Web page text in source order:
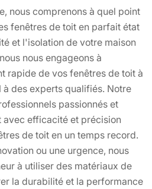
nous comprenons à quel point
fenêtres de toit en parfait état
et l'isolation de votre maison
nous engageons à
rapide de vos fenêtres de toit à
des experts qualifiés. Notre
passionnés et
efficacité et précision
de toit en un temps record.
ou une urgence, nous
à utiliser des matériaux de
la durabilité et la performance